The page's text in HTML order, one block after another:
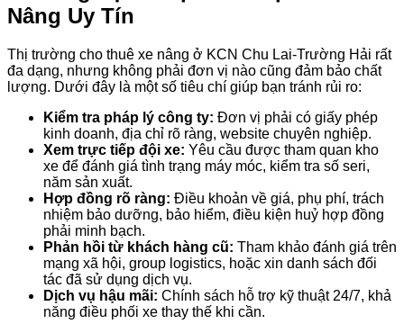
Nâng Uy Tín
Thị trường cho thuê xe nâng ở KCN Chu Lai-Trường Hải rất
đa dạng, nhưng không phải đơn vị nào cũng đảm bảo chất
lượng. Dưới đây là một số tiêu chí giúp bạn tránh rủi ro:
Kiểm tra pháp lý công ty: Đơn vị phải có giấy phép
kinh doanh, địa chỉ rõ ràng, website chuyên nghiệp.
Xem trực tiếp đội xe: Yêu cầu được tham quan kho
xe để đánh giá tình trạng máy móc, kiểm tra số seri,
năm sản xuất.
Hợp đồng rõ ràng: Điều khoản về giá, phụ phí, trách
nhiệm bảo dưỡng, bảo hiểm, điều kiện huỷ hợp đồng
phải minh bạch.
Phản hồi từ khách hàng cũ: Tham khảo đánh giá trên
mạng xã hội, group logistics, hoặc xin danh sách đối
tác đã sử dụng dịch vụ.
Dịch vụ hậu mãi: Chính sách hỗ trợ kỹ thuật 24/7, khả
năng điều phối xe thay thế khi cần.